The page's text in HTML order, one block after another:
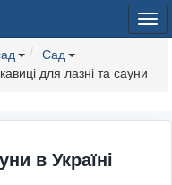
Сад
для лазні та сауни
в Україні